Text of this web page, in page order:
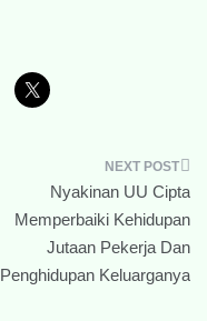
Nyakinan UU Cipta
Memperbaiki Kehidupan
Jutaan Pekerja Dan
Penghidupan Keluarganya